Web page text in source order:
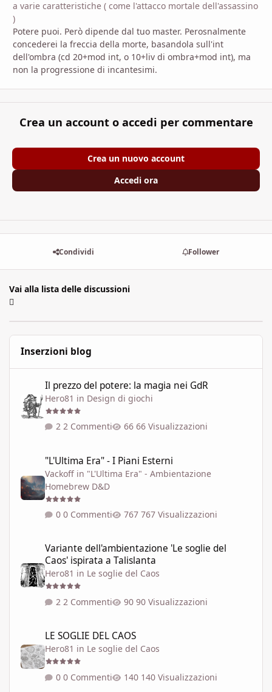
a varie caratteristiche ( come l'attacco mortale dell'assassino
)
Potere puoi. Però dipende dal tuo master. Perosnalmente
concederei la freccia della morte, basandola sull'int
dell'ombra (cd 20+mod int, o 10+liv di ombra+mod int), ma
non la progressione di incantesimi.
Crea un account o accedi per commentare
Crea un nuovo account
Accedi ora
Condividi Follower
Vai alla lista delle discussioni
Inserzioni blog
Il prezzo del potere: la magia nei GdR
Hero81 in Design di giochi
2 Commenti 66 Visualizzazioni
"L'Ultima Era" - I Piani Esterni
Vackoff in "L'Ultima Era" - Ambientazione
Homebrew D&D
0 Commenti 767 Visualizzazioni
Variante dell'ambientazione 'Le soglie del
Caos' ispirata a Talislanta
Hero81 in Le soglie del Caos
2 Commenti 90 Visualizzazioni
LE SOGLIE DEL CAOS
Hero81 in Le soglie del Caos
0 Commenti 140 Visualizzazioni